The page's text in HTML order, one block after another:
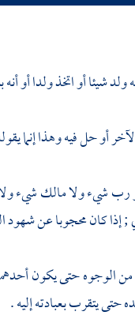
شيئا أو اتخذ ولدا أو
أو حل فيه وهذا إنما
رب شيء ولا مالك شيء
; إذا كان محجوبا عن شهود
حتى يكون أحدهما
حتى يتقرب بعبادته إليه .